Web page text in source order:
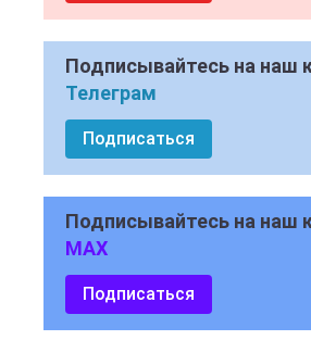
Подписывайтесь на наш
Телеграм
Подписаться
Подписывайтесь на наш
MAX
Подписаться